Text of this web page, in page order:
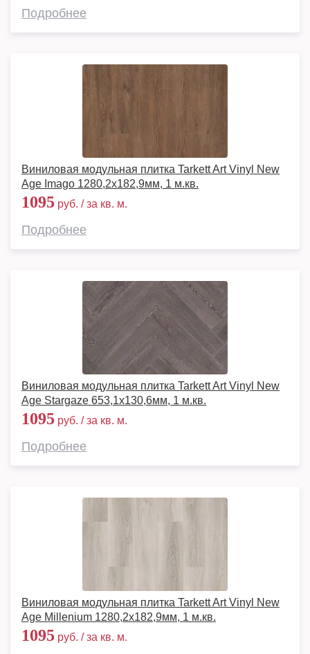
Подробнее
Виниловая модульная плитка Tarkett Art Vinyl New
Age Imago 1280,2х182,9мм, 1 м.кв.
1095 руб. / за кв. м.
Подробнее
Виниловая модульная плитка Tarkett Art Vinyl New
Age Stargaze 653,1х130,6мм, 1 м.кв.
1095 руб. / за кв. м.
Подробнее
Виниловая модульная плитка Tarkett Art Vinyl New
Age Millenium 1280,2х182,9мм, 1 м.кв.
1095 руб. / за кв. м.